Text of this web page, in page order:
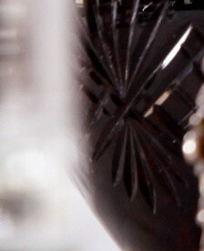
Logga in för att se priset
Art.nr: 21325-01
Information
Producent
Årgång
Land
Område